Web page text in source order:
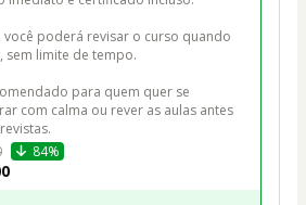
você poderá revisar o curso quando
sem limite de tempo.
para quem quer se
com calma ou rever as aulas antes
84%